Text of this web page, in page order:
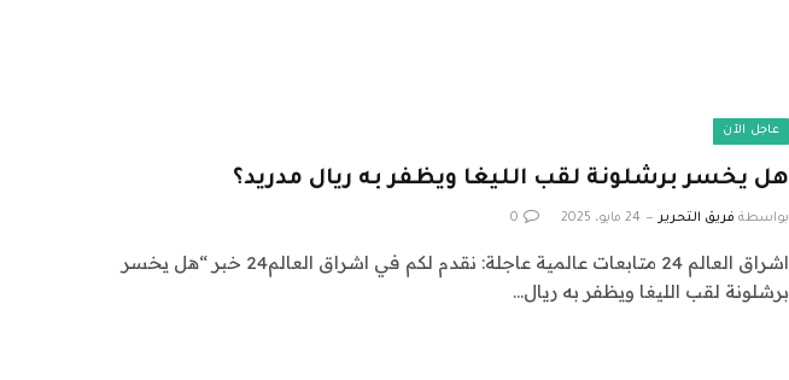
عاجل الآن
هل يخسر برشلونة لقب الليغا ويظفر به ريال مدريد؟
بواسطة فريق التحرير 24 مايو، 2025 0
اشراق العالم 24 متابعات عالمية عاجلة: نقدم لكم في اشراق العالم24 خبر “هل يخسر
برشلونة لقب الليغا ويظفر به ريال…